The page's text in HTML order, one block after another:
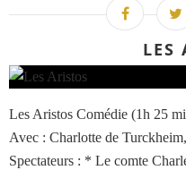
LES
Les Aristos Comédie (1h 25
Avec : Charlotte de
Spectateurs : * Le comte